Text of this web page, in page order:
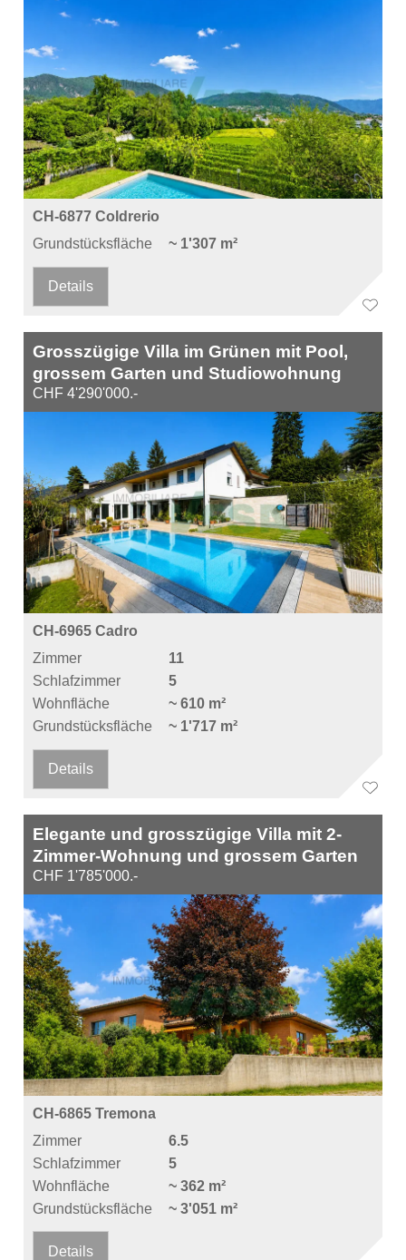
CH-6877 Coldrerio
Grundstücksfläche
~ 1'307 m²
Details
Grosszügige Villa im Grünen mit Pool,
grossem Garten und Studiowohnung
CHF 4'290'000.-
CH-6965 Cadro
Zimmer
11
Schlafzimmer
5
Wohnfläche
~ 610 m²
Grundstücksfläche
~ 1'717 m²
Details
Elegante und grosszügige Villa mit 2-
Zimmer-Wohnung und grossem Garten
CHF 1'785'000.-
CH-6865 Tremona
Zimmer
6.5
Schlafzimmer
5
Wohnfläche
~ 362 m²
Grundstücksfläche
~ 3'051 m²
Details